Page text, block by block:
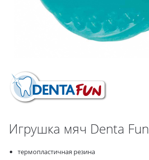
Игрушка мяч Denta Fun
термопластичная резина